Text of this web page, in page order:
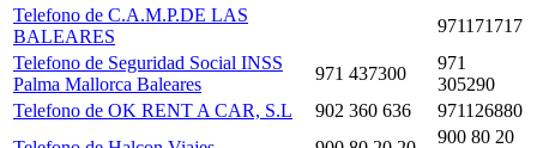
Telefono de C.A.M.P.DE LAS
BALEARES
971171717
Telefono de Seguridad Social INSS
Palma Mallorca Baleares
971 437300
971
305290
Telefono de OK RENT A CAR, S.L
902 360 636
971126880
900 80 20